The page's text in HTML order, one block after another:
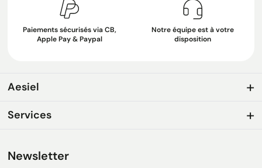
Paiements sécurisés via CB,
Apple Pay & Paypal
Notre équipe est à votre
disposition
Aesiel
Services
Newsletter